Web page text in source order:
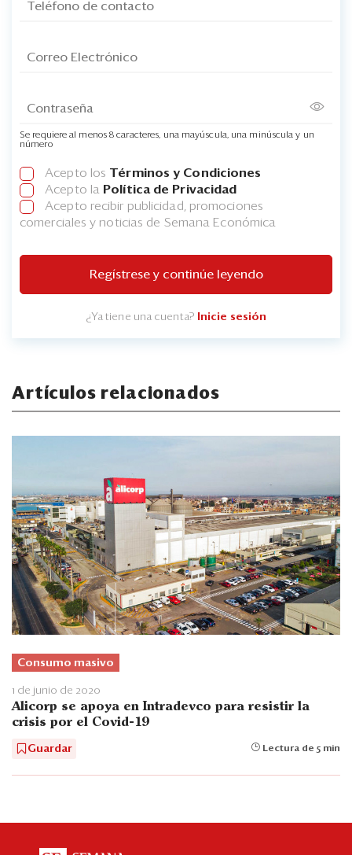
Se requiere al menos 8 caracteres, una mayúscula, una minúscula y un
número
Acepto los Términos y Condiciones
Acepto la Política de Privacidad
Acepto recibir publicidad, promociones
comerciales y noticias de Semana Económica
Regístrese y continúe leyendo
¿Ya tiene una cuenta? Inicie sesión
Artículos relacionados
Consumo masivo
1 de junio de 2020
Alicorp se apoya en Intradevco para resistir la
crisis por el Covid-19
Guardar Lectura de 5 min